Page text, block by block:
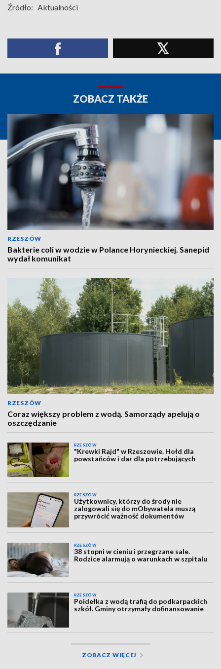
Źródło: Aktualności
ZOBACZ TAKŻE
RZESZÓW
Bakterie coli w wodzie w Polance Horynieckiej. Sanepid
wydał komunikat
RZESZÓW
Coraz większy problem z wodą. Samorządy apelują o
oszczędzanie
RZESZÓW
"Krewki Rajd" w Rzeszowie. Hołd dla
powstańców i dar dla potrzebujących
RZESZÓW
Użytkownicy, którzy do środy nie
zalogowali się do mObywatela muszą
przywrócić ważność dokumentów
RZESZÓW
38 stopni w cieniu i przegrzane sale.
Rodzice alarmują o warunkach w szpitalu
RZESZÓW
Poidełka z wodą trafią do podkarpackich
szkół. Gminy otrzymały dofinansowanie
ZOBACZ WIĘCEJ